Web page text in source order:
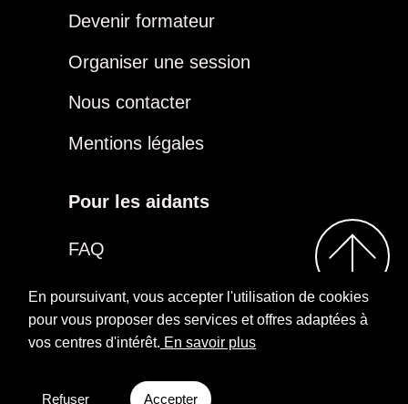
Devenir formateur
Organiser une session
Nous contacter
Mentions légales
Pour les aidants
FAQ
Être aidant
Aidants
Facebook
En poursuivant, vous accepter l'utilisation de cookies
pour vous proposer des services et offres adaptées à
vos centres d'intérêt. En savoir plus
Refuser Accepter